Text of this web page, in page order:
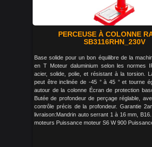
PERCEUSE À COLONNE
SB3116RHN_230V
Base solide pour un bon équilibre de la
en T Moteur daluminium selon les normes
acier, solide, polie, et résistant à la torsion.
peut être inclinée de -45 ° à 45 ° et tourne
autour de la colonne Écran de protection
Butée de profondeur de perçage réglable,
contrôle précis de la profondeur. Garantie
livraison:Mandrin auto serrant 1 à 16 mm,
moteurs Puissance moteur S6 W 900